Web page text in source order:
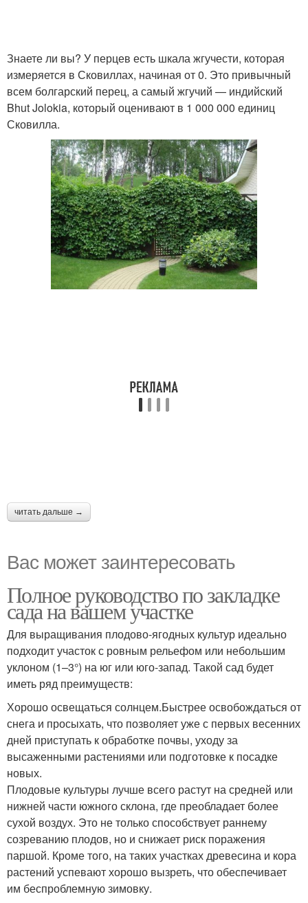
Знаете ли вы? У перцев есть шкала жгучести, которая
измеряется в Сковиллах, начиная от 0. Это привычный
всем болгарский перец, а самый жгучий — индийский
Bhut Jolokia, который оценивают в 1 000 000 единиц
Сковилла.
читать дальше →
Вас может заинтересовать
Полное руководство по закладке
сада на вашем участке
Для выращивания плодово-ягодных культур идеально
подходит участок с ровным рельефом или небольшим
уклоном (1–3°) на юг или юго-запад. Такой сад будет
иметь ряд преимуществ:
Хорошо освещаться солнцем.Быстрее освобождаться от
снега и просыхать, что позволяет уже с первых весенних
дней приступать к обработке почвы, уходу за
высаженными растениями или подготовке к посадке
новых.
Плодовые культуры лучше всего растут на средней или
нижней части южного склона, где преобладает более
сухой воздух. Это не только способствует раннему
созреванию плодов, но и снижает риск поражения
паршой. Кроме того, на таких участках древесина и кора
растений успевают хорошо вызреть, что обеспечивает
им беспроблемную зимовку.